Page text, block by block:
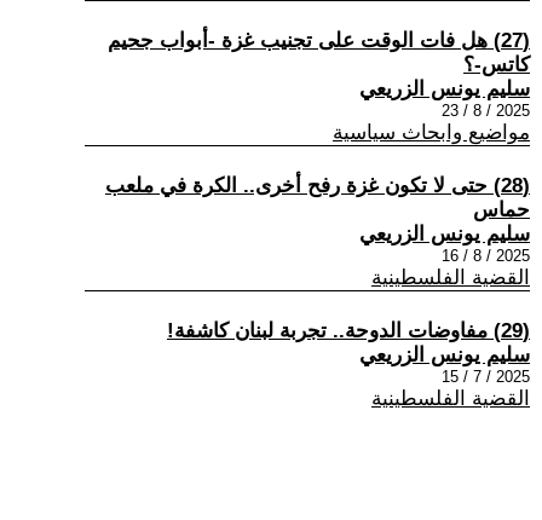
(27) هل فات الوقت على تجنيب غزة -أبواب جحيم
كاتس-؟
سليم يونس الزريعي
2025 / 8 / 23
مواضيع وابحاث سياسية
(28) حتى لا تكون غزة رفح أخرى.. الكرة في ملعب
حماس
سليم يونس الزريعي
2025 / 8 / 16
القضية الفلسطينية
(29) مفاوضات الدوحة.. تجربة لبنان كاشفة!
سليم يونس الزريعي
2025 / 7 / 15
القضية الفلسطينية